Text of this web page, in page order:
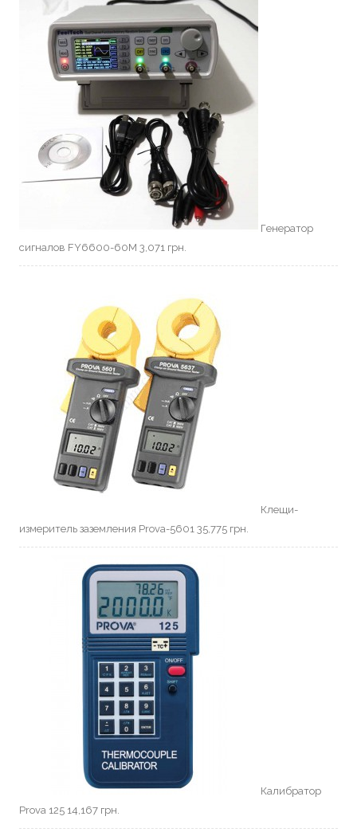
Генератор
сигналов FY6600-60M 3,071 грн.
Клещи-
измеритель заземления Prova-5601 35,775 грн.
Калибратор
Prova 125 14,167 грн.